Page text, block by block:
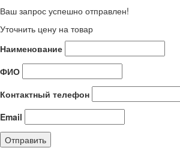
Ваш запрос успешно отправлен!
Уточнить цену на товар
Наименование
ФИО
Контактный телефон
Email